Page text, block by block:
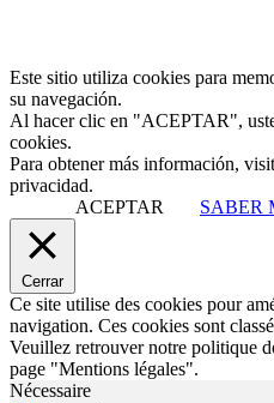
Este sitio utiliza cookies para
su navegación.
Al hacer clic en "ACEPTAR",
cookies.
Para obtener más información,
privacidad.
ACEPTAR
SABER
Cerrar
Ce site utilise des cookies pour
navigation. Ces cookies sont
Veuillez retrouver notre politique
page "Mentions légales".
Nécessaire